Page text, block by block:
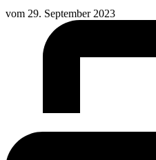
vom 29. September 2023